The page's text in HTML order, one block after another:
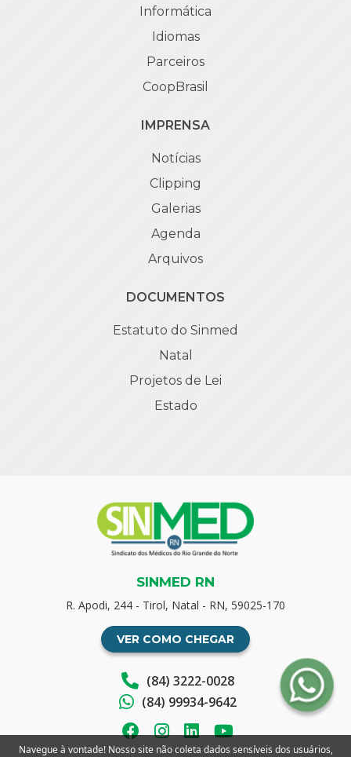
Informática
Idiomas
Parceiros
CoopBrasil
IMPRENSA
Notícias
Clipping
Galerias
Agenda
Arquivos
DOCUMENTOS
Estatuto do Sinmed
Natal
Projetos de Lei
Estado
SINMED RN
R. Apodi, 244 - Tirol, Natal - RN, 59025-170
VER COMO CHEGAR
(84) 3222-0028
(84) 99934-9642
Navegue à vontade! Nosso site não coleta dados sensíveis dos usuários,